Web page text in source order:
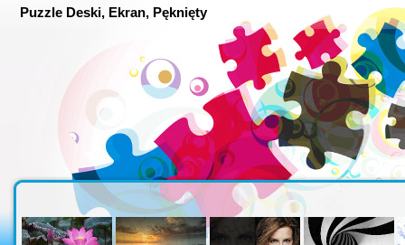
Puzzle Deski, Ekran, Pęknięty